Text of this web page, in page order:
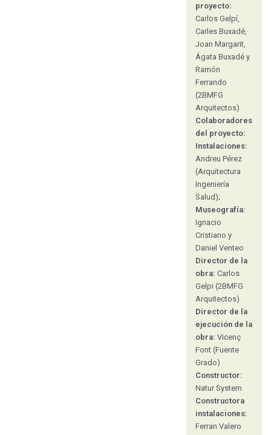
proyecto:
Carlos Gelpí,
Carles Buxadé,
Joan Margarit,
Ágata Buxadé y
Ramón
Ferrando
(2BMFG
Arquitectos)
Colaboradores
del proyecto:
Instalaciones:
Andreu Pérez
(Arquitectura
Ingeniería
Salud);
Museografía:
Ignacio
Cristiano y
Daniel Venteo
Director de la
obra: Carlos
Gelpi (2BMFG
Arquitectos)
Director de la
ejecución de la
obra: Vicenç
Font (Fuente
Grado)
Constructor:
Natur System
Constructora
instalaciones:
Ferran Valero